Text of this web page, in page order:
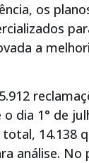
os
a
dia 1° de
14.138
análise. No